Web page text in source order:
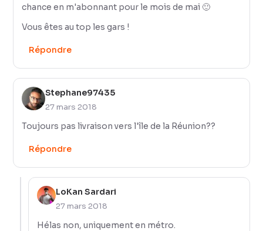
chance en m'abonnant pour le mois de mai 🙂
Vous êtes au top les gars !
Répondre
Stephane97435
27 mars 2018
Toujours pas livraison vers l'île de la Réunion??
Répondre
LoKan Sardari
27 mars 2018
Hélas non, uniquement en métro.